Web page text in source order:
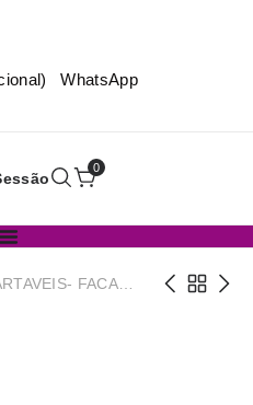
WhatsApp
0
FACA